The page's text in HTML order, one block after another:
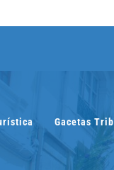
Gacetas